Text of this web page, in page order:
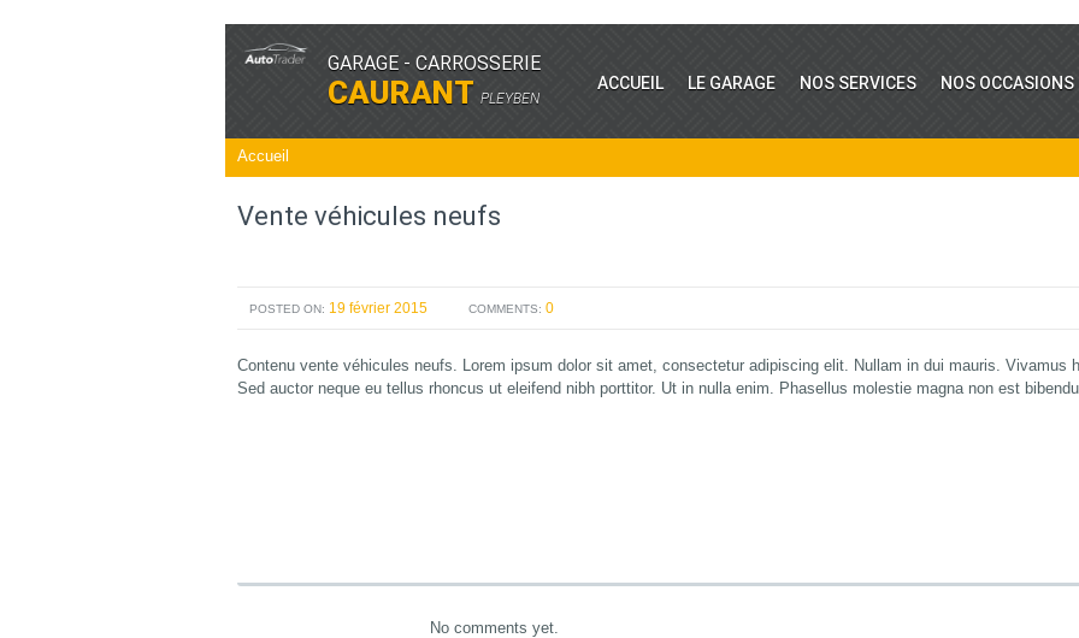
GARAGE - CARROSSERIE
CAURANT PLEYBEN
ACCUEIL LE GARAGE NOS SERVICES NOS OCCASIONS
Accueil
Vente véhicules neufs
POSTED ON: 19 février 2015 COMMENTS: 0
Contenu vente véhicules neufs. Lorem ipsum dolor sit amet, consectetur adipiscing elit. Nullam in dui mauris. Vivamus
Sed auctor neque eu tellus rhoncus ut eleifend nibh porttitor. Ut in nulla enim. Phasellus molestie magna non est
No comments yet.